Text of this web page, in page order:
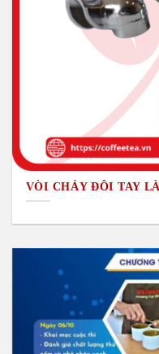
VÒI CHẢY ĐÔI TAY